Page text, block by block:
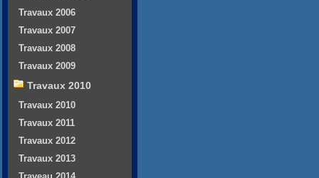
Travaux 2006
Travaux 2007
Travaux 2008
Travaux 2009
Travaux 2010
Travaux 2010
Travaux 2011
Travaux 2012
Travaux 2013